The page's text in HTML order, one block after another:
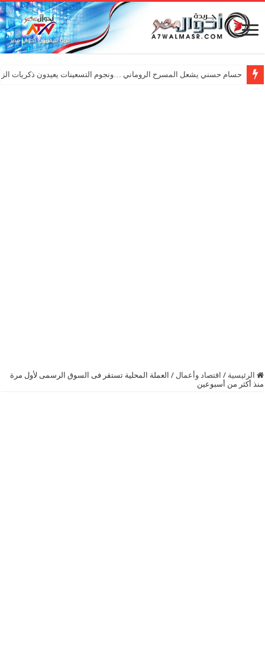
حسام حسني يشعل المسرح الروماني …ونجوم التسعينات يعيدون ذكريات
الرئيسية / اقتصاد وأعمال / العملة المحلية تستقر فى السوق الرسمى لأول مرة
منذ أكثر من أسبوعين